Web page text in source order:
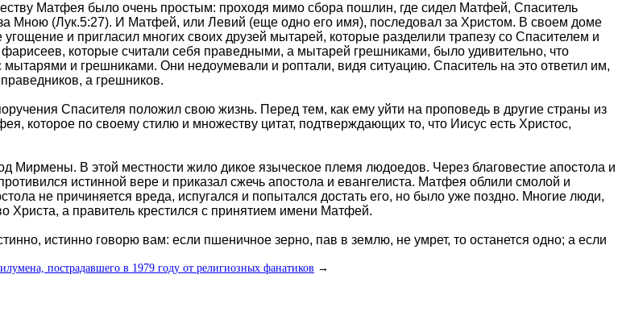
Матфея было очень простым: проходя мимо сбора пошлин, где сидел Матфей, Спаситель
Мною (Лук.5:27). И Матфей, или Левий (еще одно его имя), последовал за Христом. В своем доме
и пригласил многих своих друзей мытарей, которые разделили трапезу со Спасителем и
которые считали себя праведными, а мытарей грешниками, было удивительно, что
мытарями и грешниками. Они недоумевали и роптали, видя ситуацию. Спаситель на это ответил им,
а грешников.
Спасителя положил свою жизнь. Перед тем, как ему уйти на проповедь в другие страны из
которое по своему стилю и множеству цитат, подтверждающих то, что Иисус есть Христос,
Мирмены. В этой местности жило дикое языческое племя людоедов. Через благовестие апостола и
истинной вере и приказал сжечь апостола и евангелиста. Матфея облили смолой и
не причиняется вреда, испугался и попытался достать его, но было уже поздно. Многие люди,
Христа, а правитель крестился с принятием имени Матфей.
истинно говорю вам: если пшеничное зерно, пав в землю, не умрет, то останется одно; а если
пострадавшего в 1979 году от религиозных фанатиков →